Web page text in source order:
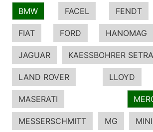
BMW FACEL FENDT
FIAT FORD HANOMAG
JAGUAR KAESSBOHRER SETRA
LAND ROVER LLOYD
MASERATI
MESSERSCHMITT MG MINI